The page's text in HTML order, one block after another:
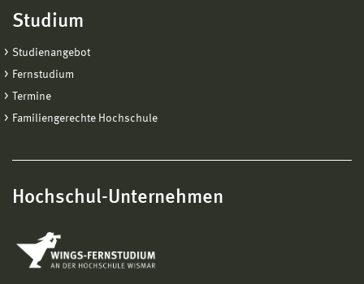
Studium
Studienangebot
Fernstudium
Termine
Familiengerechte Hochschule
Hochschul-Unternehmen